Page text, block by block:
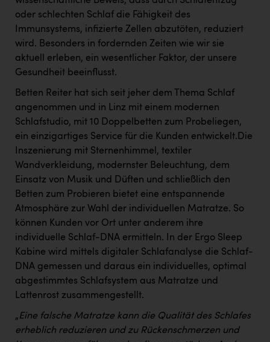
oder schlechten Schlaf die Fähigkeit des
Immunsystems, infizierte Zellen abzutöten, reduziert
wird. Besonders in fordernden Zeiten wie wir sie
aktuell erleben, ein wesentlicher Faktor, der unsere
Gesundheit beeinflusst.
Betten Reiter hat sich seit jeher dem Thema Schlaf
angenommen und in Linz mit einem modernen
Schlafstudio, mit 10 Doppelbetten zum Probeliegen,
ein einzigartiges Service für die Kunden entwickelt.Die
Inszenierung mit Sternenhimmel, textiler
Wandverkleidung, modernster Beleuchtung, dem
Einsatz von Musik und Düften und schließlich den
Betten zum Probieren bietet eine entspannende
Atmosphäre zur Wahl der individuellen Matratze. So
können Kunden vor Ort unter anderem ihre
individuelle Schlaf-DNA ermitteln. In der Ergo Sleep
Kabine wird mittels digitaler Schlafanalyse die Schlaf-
DNA gemessen und daraus ein individuelles, optimal
abgestimmtes Schlafsystem aus Matratze und
Lattenrost zusammengestellt.
„Eine falsche Matratze kann die Qualität des Schlafes
erheblich reduzieren und zu Rückenschmerzen und